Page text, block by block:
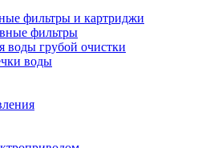
фильтры и картриджи
фильтры
воды грубой очистки
воды